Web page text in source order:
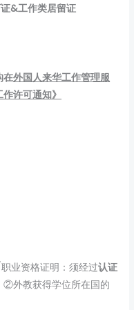
&工作类居留证
在外国人来华工作管理服
作许可通知》
业资格证明：须经过认证
外教获得学位所在国的